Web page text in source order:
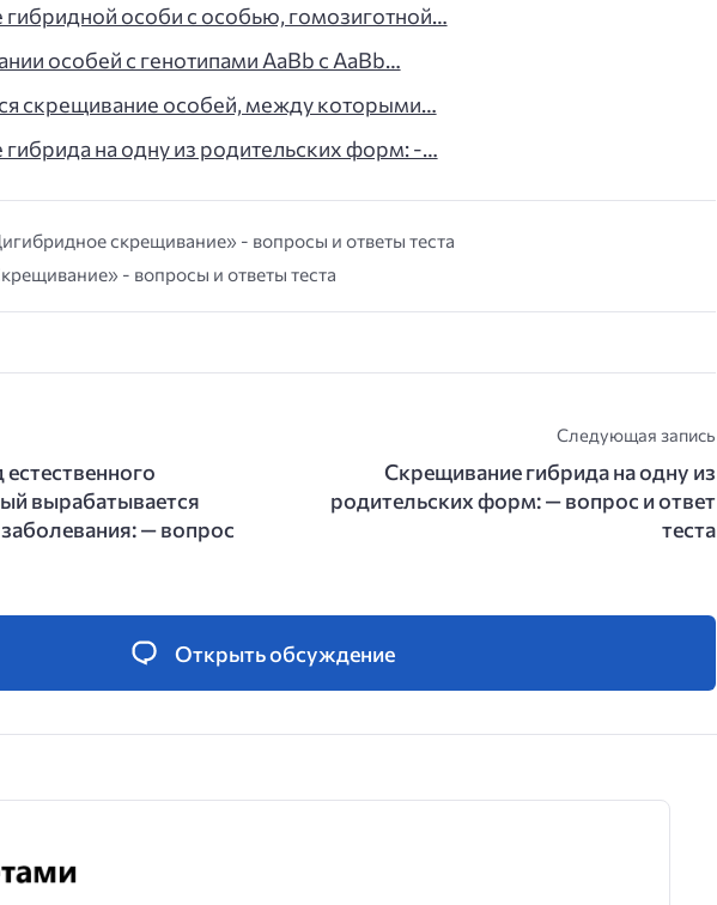
особи с особью, гомозиготной…
особей с генотипами АаВb с АаВb…
скрещивание особей, между которыми…
на одну из родительских форм: -…
скрещивание» - вопросы и ответы теста
- вопросы и ответы теста
вырабатывается
— вопрос
Следующая запись
Скрещивание гибрида на одну из
родительских форм: — вопрос и ответ
теста
Открыть обсуждение